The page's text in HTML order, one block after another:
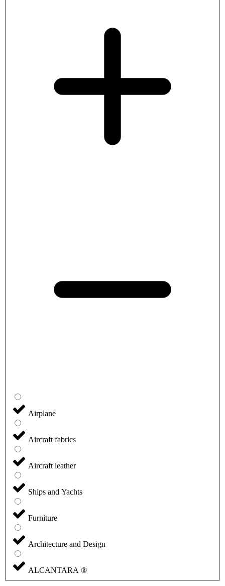
Airplane
Aircraft fabrics
Aircraft leather
Ships and Yachts
Furniture
Architecture and Design
ALCANTARA ®